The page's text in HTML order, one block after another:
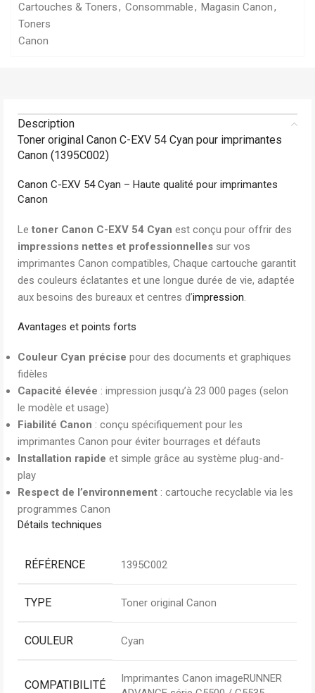
Cartouches & Toners, Consommable, Magasin Canon,
Toners
Canon
Description
Toner original Canon C-EXV 54 Cyan pour imprimantes
Canon (1395C002)
Canon C-EXV 54 Cyan – Haute qualité pour imprimantes
Canon
Le toner Canon C-EXV 54 Cyan est conçu pour offrir des
impressions nettes et professionnelles sur vos
imprimantes Canon compatibles, Chaque cartouche garantit
des couleurs éclatantes et une longue durée de vie, adaptée
aux besoins des bureaux et centres d’impression.
Avantages et points forts
Couleur Cyan précise pour des documents et graphiques
fidèles
Capacité élevée : impression jusqu’à 23 000 pages (selon
le modèle et usage)
Fiabilité Canon : conçu spécifiquement pour les
imprimantes Canon pour éviter bourrages et défauts
Installation rapide et simple grâce au système plug-and-
play
Respect de l’environnement : cartouche recyclable via les
programmes Canon
Détails techniques
RÉFÉRENCE 1395C002
TYPE Toner original Canon
COULEUR Cyan
COMPATIBILITÉ
Imprimantes Canon imageRUNNER